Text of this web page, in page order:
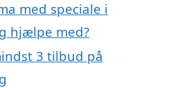
med speciale i
hjælpe med?
3 tilbud på